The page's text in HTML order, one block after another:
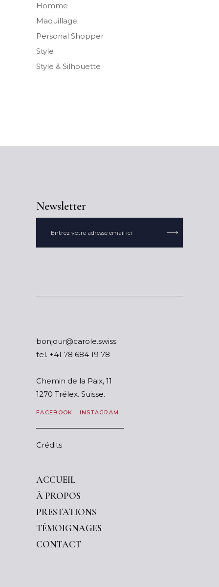
Homme
Maquillage
Personal Shopper
Style
Style & Silhouette
Newsletter

ssiws.elorac@ruojnob
tel. 87 91 486 87 14+
Chemin de la Paix, 11
1270 Trélex. Suisse.
FACEBOOK INSTAGRAM
Crédits
ACCUEIL
À PROPOS
PRESTATIONS
TÉMOIGNAGES
CONTACT